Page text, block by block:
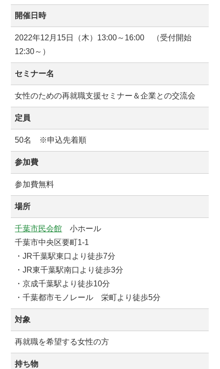
開催日時
2022年12月15日（木）13:00～16:00 （受付開始
12:30～）
セミナー名
女性のための再就職支援セミナー＆企業との交流会
定員
50名 ※申込先着順
参加費
参加費無料
場所
千葉市民会館 小ホール
千葉市中央区要町1-1
・JR千葉駅東口より徒歩7分
・JR東千葉駅南口より徒歩3分
・京成千葉駅より徒歩10分
・千葉都市モノレール 栄町より徒歩5分
対象
再就職を希望する女性の方
持ち物